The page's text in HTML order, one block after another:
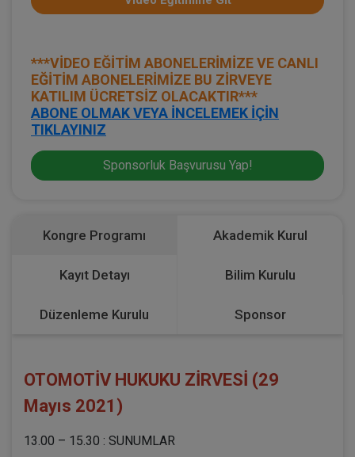
***VİDEO EĞİTİM ABONELERİMİZE VE CANLI
EĞİTİM ABONELERİMİZE BU ZİRVEYE
KATILIM ÜCRETSİZ OLACAKTIR***
ABONE OLMAK VEYA İNCELEMEK İÇİN
TIKLAYINIZ
Sponsorluk Başvurusu Yap!
Kongre Programı Akademik Kurul
Kayıt Detayı Bilim Kurulu
Düzenleme Kurulu Sponsor
OTOMOTİV HUKUKU ZİRVESİ (29
Mayıs 2021)
13.00 – 15.30 : SUNUMLAR